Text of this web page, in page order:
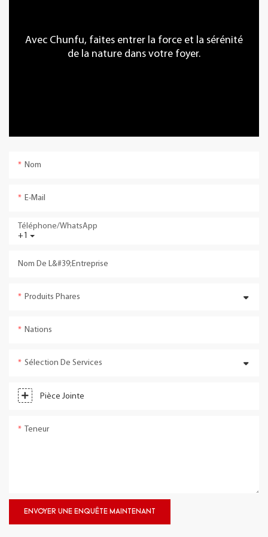
Avec Chunfu, faites entrer la force et la sérénité
de la nature dans votre foyer.
Nom
E-Mail
+1
Téléphone/WhatsApp
Nom De L&#39;entreprise
Produits Phares
Nations
Sélection De Services
Pièce Jointe
Teneur
ENVOYER UNE ENQUÊTE MAINTENANT